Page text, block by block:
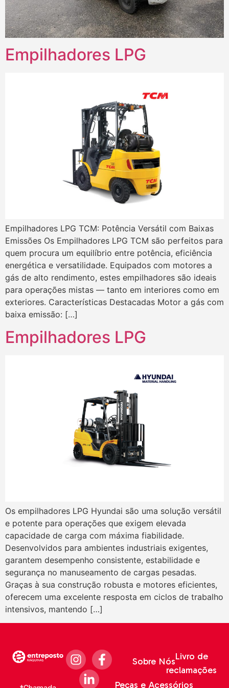
Empilhadores LPG
Empilhadores LPG TCM: Potência Versátil com Baixas
Emissões Os Empilhadores LPG TCM são perfeitos para
quem procura um equilíbrio entre potência, eficiência
energética e versatilidade. Equipados com motores a
gás de alto rendimento, estes empilhadores são ideais
para operações mistas — tanto em interiores como em
exteriores. Características Destacadas Motor a gás com
baixa emissão: […]
Empilhadores LPG
Os empilhadores LPG Hyundai são uma solução versátil
e potente para operações que exigem elevada
capacidade de carga com máxima fiabilidade.
Desenvolvidos para ambientes industriais exigentes,
garantem desempenho consistente, estabilidade e
segurança no manuseamento de cargas pesadas.
Graças à sua construção robusta e motores eficientes,
oferecem uma excelente resposta em ciclos de trabalho
intensivos, mantendo […]
Sobre Nós
Peças e Acessórios
Livro de
reclamações